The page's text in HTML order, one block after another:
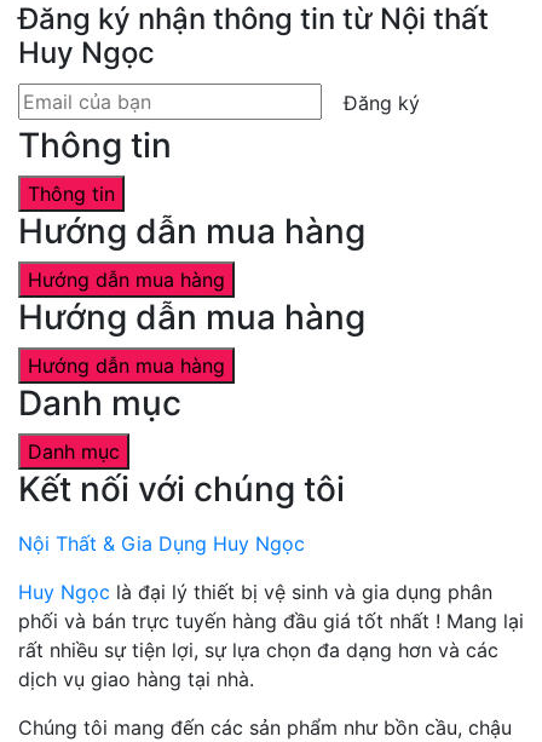
Đăng ký nhận thông tin từ Nội thất
Huy Ngọc
Đăng ký
Thông tin
Thông tin
Hướng dẫn mua hàng
Hướng dẫn mua hàng
Hướng dẫn mua hàng
Hướng dẫn mua hàng
Danh mục
Danh mục
Kết nối với chúng tôi
Nội Thất & Gia Dụng Huy Ngọc
Huy Ngọc là đại lý thiết bị vệ sinh và gia dụng phân
phối và bán trực tuyến hàng đầu giá tốt nhất ! Mang lại
rất nhiều sự tiện lợi, sự lựa chọn đa dạng hơn và các
dịch vụ giao hàng tại nhà.
Chúng tôi mang đến các sản phẩm như bồn cầu, chậu